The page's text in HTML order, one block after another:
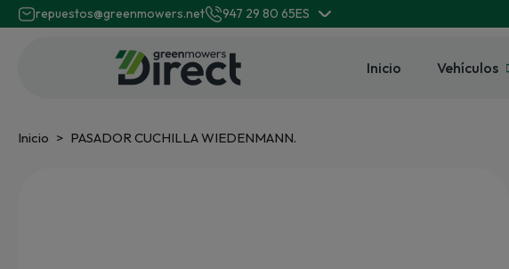
repuestos@greenmowers.net 947 29 80 65ES
Inicio Vehículos
Inicio PASADOR CUCHILLA WIEDENMANN.